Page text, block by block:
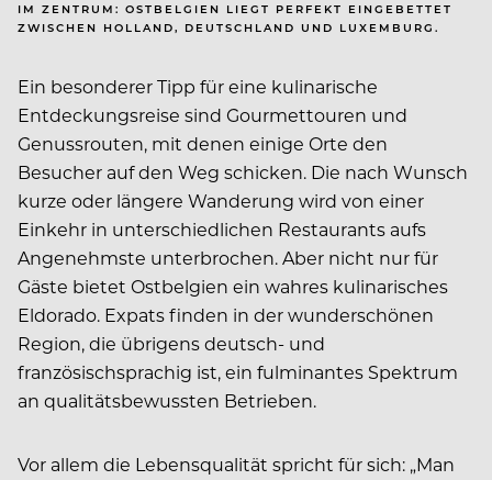
IM ZENTRUM: OSTBELGIEN LIEGT PERFEKT EINGEBETTET
ZWISCHEN HOLLAND, DEUTSCHLAND UND LUXEMBURG.
Ein besonderer Tipp für eine kulinarische
Entdeckungsreise sind Gourmettouren und
Genussrouten, mit denen einige Orte den
Besucher auf den Weg schicken. Die nach Wunsch
kurze oder längere Wanderung wird von einer
Einkehr in unterschiedlichen Restaurants aufs
Angenehmste unterbrochen. Aber nicht nur für
Gäste bietet Ostbelgien ein wahres kulinarisches
Eldorado. Expats finden in der wunderschönen
Region, die übrigens deutsch- und
französischsprachig ist, ein fulminantes Spektrum
an qualitätsbewussten Betrieben.
Vor allem die Lebensqualität spricht für sich: „Man